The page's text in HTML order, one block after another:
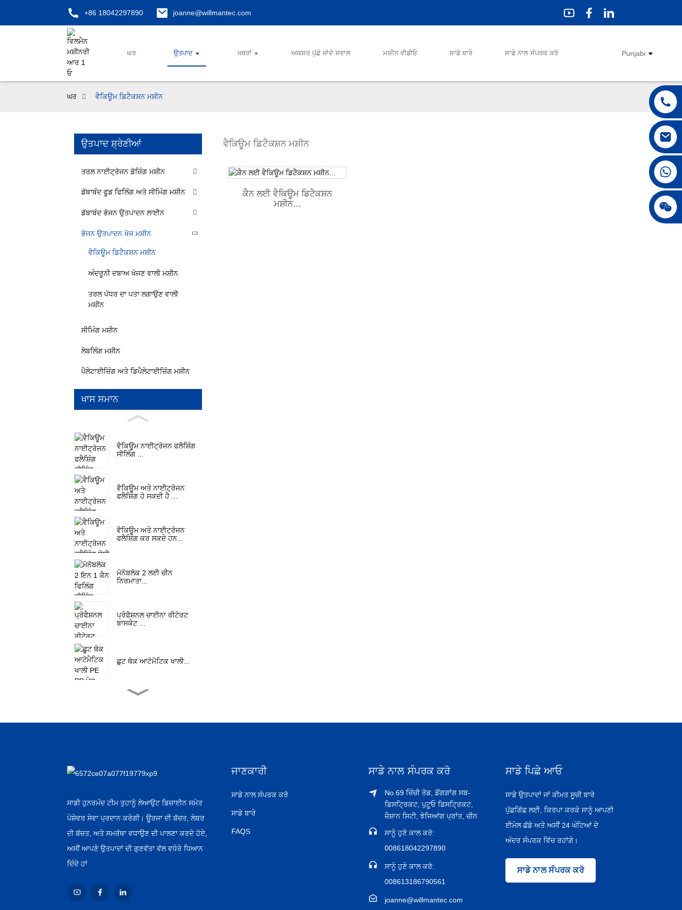
+86 18042297890 joanne@willmantec.com
ਘਰ ਉਤਪਾਦ ਖ਼ਬਰਾਂ ਅਕਸਰ ਪੁੱਛੇ ਜਾਂਦੇ ਸਵਾਲ ਮਸ਼ੀਨ ਵੀਡੀਓ ਸਾਡੇ ਬਾਰੇ ਸਾਡੇ ਨਾਲ ਸੰਪਰਕ ਕਰੋ Punjabi
ਘਰ ਵੈਕਿਊਮ ਡਿਟੈਕਸ਼ਨ ਮਸ਼ੀਨ
ਉਤਪਾਦ ਸ਼੍ਰੇਣੀਆਂ
ਤਰਲ ਨਾਈਟ੍ਰੋਜਨ ਡੋਜ਼ਿੰਗ ਮਸ਼ੀਨ
ਡੱਬਾਬੰਦ ​​​​ਫੂਡ ਫਿਲਿੰਗ ਅਤੇ ਸੀਮਿੰਗ ਮਸ਼ੀਨ
ਡੱਬਾਬੰਦ ​​ਭੋਜਨ ਉਤਪਾਦਨ ਲਾਈਨ
ਭੋਜਨ ਉਤਪਾਦਨ ਖੋਜ ਮਸ਼ੀਨ
ਵੈਕਿਊਮ ਡਿਟੈਕਸ਼ਨ ਮਸ਼ੀਨ
ਅੰਦਰੂਨੀ ਦਬਾਅ ਖੋਜਣ ਵਾਲੀ ਮਸ਼ੀਨ
ਤਰਲ ਪੱਧਰ ਦਾ ਪਤਾ ਲਗਾਉਣ ਵਾਲੀ
ਮਸ਼ੀਨ
ਸੀਮਿੰਗ ਮਸ਼ੀਨ
ਲੇਬਲਿੰਗ ਮਸ਼ੀਨ
ਪੈਲੇਟਾਈਜ਼ਿੰਗ ਅਤੇ ਡਿਪੈਲੇਟਾਈਜ਼ਿੰਗ ਮਸ਼ੀਨ
ਖਾਸ ਸਮਾਨ
ਵੈਕਿਊਮ ਨਾਈਟ੍ਰੋਜਨ ਫਲੈਸ਼ਿੰਗ
ਸੀਲਿੰਗ ...
ਵੈਕਿਊਮ ਅਤੇ ਨਾਈਟ੍ਰੋਜਨ
ਫਲੈਸ਼ਿੰਗ ਹੋ ਸਕਦੀ ਹੈ ...
ਵੈਕਿਊਮ ਅਤੇ ਨਾਈਟ੍ਰੋਜਨ
ਫਲੈਸ਼ਿੰਗ ਕਰ ਸਕਦੇ ਹਨ...
ਮੋਨੋਬਲੋਕ 2 ਲਈ ਚੀਨ
ਨਿਰਮਾਤਾ...
ਪ੍ਰੋਫੈਸ਼ਨਲ ਚਾਈਨਾ ਰੀਟੋਰਟ
ਬਾਸਕੇਟ ...
ਛੂਟ ਥੋਕ ਆਟੋਮੈਟਿਕ ਖਾਲੀ...
ਜਾਨਵਰ...
ਵੈਕਿਊਮ ਡਿਟੈਕਸ਼ਨ ਮਸ਼ੀਨ
ਕੈਨ ਲਈ ਵੈਕਿਊਮ ਡਿਟੈਕਸ਼ਨ
ਮਸ਼ੀਨ...
ਸਾਡੀ ਹੁਨਰਮੰਦ ਟੀਮ ਤੁਹਾਨੂੰ ਲੇਆਉਟ ਡਿਜ਼ਾਈਨ ਸਮੇਤ
ਪੇਸ਼ੇਵਰ ਸੇਵਾ ਪ੍ਰਦਾਨ ਕਰੇਗੀ। ਊਰਜਾ ਦੀ ਬੱਚਤ, ਲੇਬਰ
ਦੀ ਬੱਚਤ, ਅਤੇ ਸਮਰੱਥਾ ਵਧਾਉਣ ਦੀ ਪਾਲਣਾ ਕਰਦੇ ਹੋਏ,
ਅਸੀਂ ਆਪਣੇ ਉਤਪਾਦਾਂ ਦੀ ਗੁਣਵੱਤਾ ਵੱਲ ਵਧੇਰੇ ਧਿਆਨ
ਦਿੰਦੇ ਹਾਂ
ਜਾਣਕਾਰੀ
ਸਾਡੇ ਨਾਲ ਸੰਪਰਕ ਕਰੋ
ਸਾਡੇ ਬਾਰੇ
FAQS
ਸਾਡੇ ਨਾਲ ਸੰਪਰਕ ਕਰੋ
No.69 ਜ਼ਿੰਚੀ ਰੋਡ, ਡੋਂਗਗਾਂਗ ਸਬ-
ਡਿਸਟ੍ਰਿਕਟ, ਪੁਟੂਓ ਡਿਸਟ੍ਰਿਕਟ,
ਜ਼ੌਸ਼ਾਨ ਸਿਟੀ, ਝੇਜਿਆਂਗ ਪ੍ਰਾਂਤ, ਚੀਨ
ਸਾਨੂੰ ਹੁਣੇ ਕਾਲ ਕਰੋ:
008618042297890
ਸਾਨੂੰ ਹੁਣੇ ਕਾਲ ਕਰੋ:
008613186790561
joanne@willmantec.com
ਸਾਡੇ ਪਿਛੇ ਆਓ
ਸਾਡੇ ਉਤਪਾਦਾਂ ਜਾਂ ਕੀਮਤ ਸੂਚੀ ਬਾਰੇ
ਪੁੱਛਗਿੱਛ ਲਈ, ਕਿਰਪਾ ਕਰਕੇ ਸਾਨੂੰ ਆਪਣੀ
ਈਮੇਲ ਛੱਡੋ ਅਤੇ ਅਸੀਂ 24 ਘੰਟਿਆਂ ਦੇ
ਅੰਦਰ ਸੰਪਰਕ ਵਿੱਚ ਰਹਾਂਗੇ।
ਸਾਡੇ ਨਾਲ ਸੰਪਰਕ ਕਰੋ